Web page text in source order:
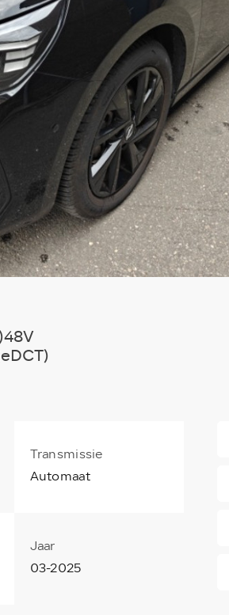
Transmissie
Automaat
Jaar
03-2025